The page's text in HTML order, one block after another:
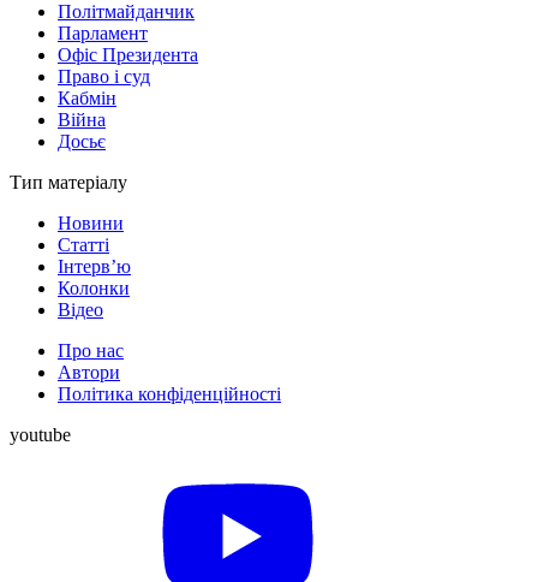
Політмайданчик
Парламент
Офіс Президента
Право і суд
Кабмін
Війна
Досьє
Тип матеріалу
Новини
Статті
Інтерв’ю
Колонки
Відео
Про нас
Автори
Політика конфіденційності
youtube